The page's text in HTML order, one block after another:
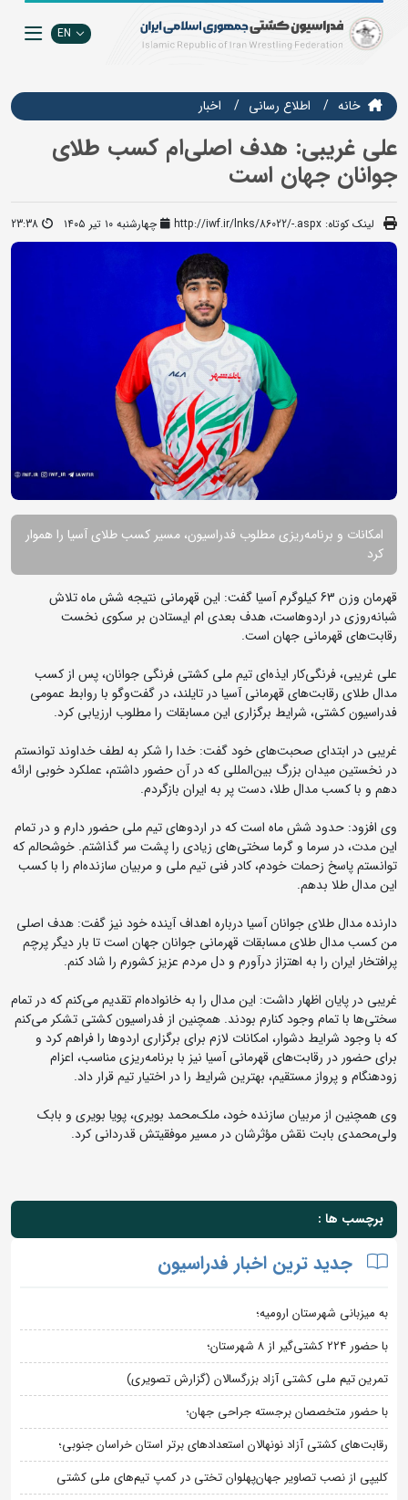
EN
خانه اطلاع رسانی اخبار
علی غریبی: هدف اصلی‌ام کسب طلای
جوانان جهان است
لینک کوتاه: http://iwf.ir/lnks/86022/-.aspx چهارشنبه ۱۰ تیر ۱۴۰۵ 23:38
امکانات و برنامه‌ریزی مطلوب فدراسیون، مسیر کسب طلای آسیا را هموار
کرد
قهرمان وزن 63 کیلوگرم آسیا گفت: این قهرمانی نتیجه شش ماه تلاش
شبانه‌روزی در اردوهاست، هدف بعدی ام ایستادن بر سکوی نخست
رقابت‌های قهرمانی جهان است.
علی غریبی، فرنگی‌کار ایذه‌ای تیم ملی کشتی فرنگی جوانان، پس از کسب
مدال طلای رقابت‌های قهرمانی آسیا در تایلند، در گفت‌وگو با روابط عمومی
فدراسیون کشتی، شرایط برگزاری این مسابقات را مطلوب ارزیابی کرد.
غریبی در ابتدای صحبت‌های خود گفت: خدا را شکر به لطف خداوند توانستم
در نخستین میدان بزرگ بین‌المللی که در آن حضور داشتم، عملکرد خوبی ارائه
دهم و با کسب مدال طلا، دست پر به ایران بازگردم.
وی افزود: حدود شش ماه است که در اردوهای تیم ملی حضور دارم و در تمام
این مدت، در سرما و گرما سختی‌های زیادی را پشت سر گذاشتم. خوشحالم که
توانستم پاسخ زحمات خودم، کادر فنی تیم ملی و مربیان سازنده‌ام را با کسب
این مدال طلا بدهم.
دارنده مدال طلای جوانان آسیا درباره اهداف آینده خود نیز گفت: هدف اصلی
من کسب مدال طلای مسابقات قهرمانی جوانان جهان است تا بار دیگر پرچم
پرافتخار ایران را به اهتزاز درآورم و دل مردم عزیز کشورم را شاد کنم.
غریبی در پایان اظهار داشت: این مدال را به خانواده‌ام تقدیم می‌کنم که در تمام
سختی‌ها با تمام وجود کنارم بودند. همچنین از فدراسیون کشتی تشکر می‌کنم
که با وجود شرایط دشوار، امکانات لازم برای برگزاری اردوها را فراهم کرد و
برای حضور در رقابت‌های قهرمانی آسیا نیز با برنامه‌ریزی مناسب، اعزام
زودهنگام و پرواز مستقیم، بهترین شرایط را در اختیار تیم قرار داد.
وی همچنین از مربیان سازنده خود، ملک‌محمد بویری، پویا بویری و بابک
ولی‌محمدی بابت نقش مؤثرشان در مسیر موفقیتش قدردانی کرد.
برچسب ها :
جدید ترین اخبار فدراسیون
به میزبانی شهرستان ارومیه؛
با حضور ۲۲۴ کشتی‌گیر از ۸ شهرستان؛
تمرین تیم ملی کشتی آزاد بزرگسالان (گزارش تصویری)
با حضور متخصصان برجسته جراحی جهان؛
رقابت‌های کشتی آزاد نونهالان استعدادهای برتر استان خراسان جنوبی؛
کلیپی از نصب تصاویر جهان‌پهلوان تختی در کمپ تیم‌های ملی کشتی